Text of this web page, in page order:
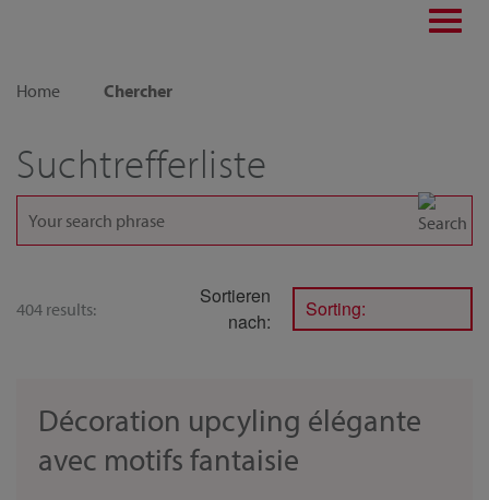
Home
Chercher
Suchtrefferliste
404 results:
Sortieren
nach:
Sorting:
Décoration upcyling élégante
avec motifs fantaisie